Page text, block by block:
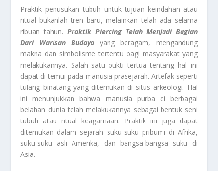
Praktik penusukan tubuh untuk tujuan keindahan atau
ritual bukanlah tren baru, melainkan telah ada selama
ribuan tahun.Praktik Piercing Telah Menjadi Bagian
Dari Warisan Budayayang beragam, mengandung
makna dan simbolisme tertentu bagi masyarakat yang
melakukannya. Salah satu bukti tertua tentang hal ini
dapat di temui pada manusia prasejarah. Artefak seperti
tulang binatang yang ditemukan di situs arkeologi. Hal
ini menunjukkan bahwa manusia purba di berbagai
belahan dunia telah melakukannya sebagai bentuk seni
tubuh atau ritual keagamaan. Praktik ini juga dapat
ditemukan dalam sejarah suku-suku pribumi di Afrika,
suku-suku asli Amerika, dan bangsa-bangsa suku di
Asia.